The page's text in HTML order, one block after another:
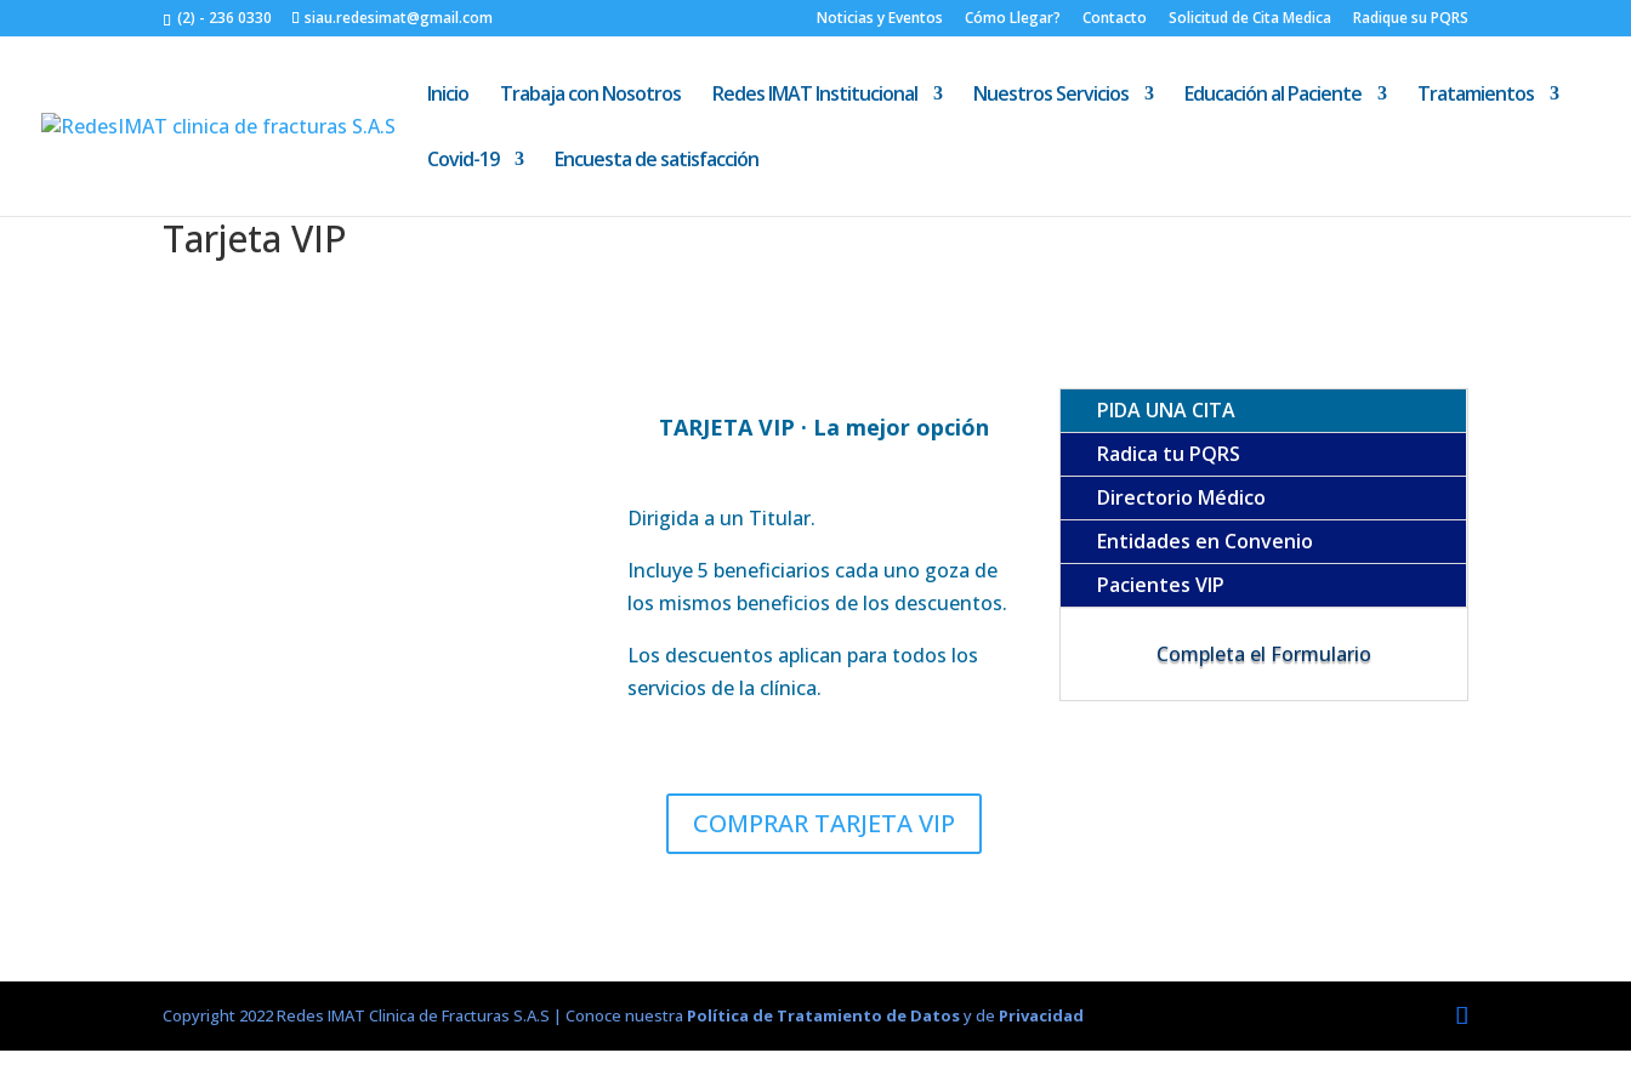
(2) - 236 0330 siau.redesimat@gmail.com Noticias y Eventos Cómo Llegar? Contacto Solicitud de Cita Medica Radique su PQRS
Inicio Trabaja con Nosotros Redes IMAT Institucional Nuestros Servicios Educación al Paciente Tratamientos
Covid-19 Encuesta de satisfacción
Tarjeta VIP
TARJETA VIP · La mejor opción
Dirigida a un Titular.
Incluye 5 beneficiarios cada uno goza de
los mismos beneficios de los descuentos.
Los descuentos aplican para todos los
servicios de la clínica.
COMPRAR TARJETA VIP
PIDA UNA CITA
Radica tu PQRS
Directorio Médico
Entidades en Convenio
Pacientes VIP
Completa el Formulario
Copyright 2022 Redes IMAT Clinica de Fracturas S.A.S | Conoce nuestra Política de Tratamiento de Datosy de Privacidad